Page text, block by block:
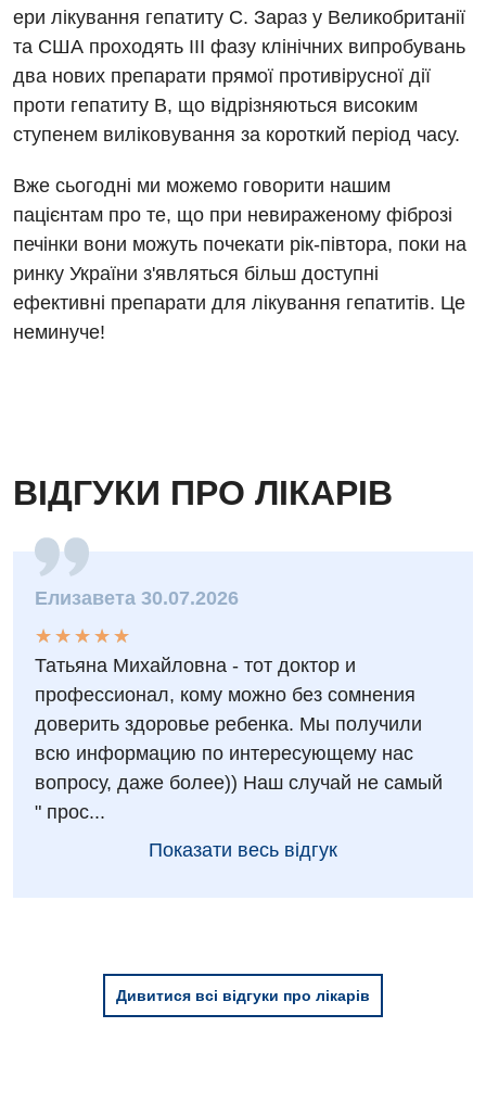
ери лікування гепатиту С. Зараз у Великобританії
та США проходять III фазу клінічних випробувань
два нових препарати прямої противірусної дії
проти гепатиту В, що відрізняються високим
ступенем виліковування за короткий період часу.
Вже сьогодні ми можемо говорити нашим
пацієнтам про те, що при невираженому фіброзі
печінки вони можуть почекати рік-півтора, поки на
ринку України з'являться більш доступні
ефективні препарати для лікування гепатитів. Це
неминуче!
ВІДГУКИ ПРО ЛІКАРІВ
Елизавета 30.07.2026
★
★
★
★
★
★ ★ ★ ★ ★
Татьяна Михайловна - тот доктор и
профессионал, кому можно без сомнения
доверить здоровье ребенка. Мы получили
всю информацию по интересующему нас
вопросу, даже более)) Наш случай не самый
" прос...
Показати весь відгук
Дивитися всі відгуки про лікарів